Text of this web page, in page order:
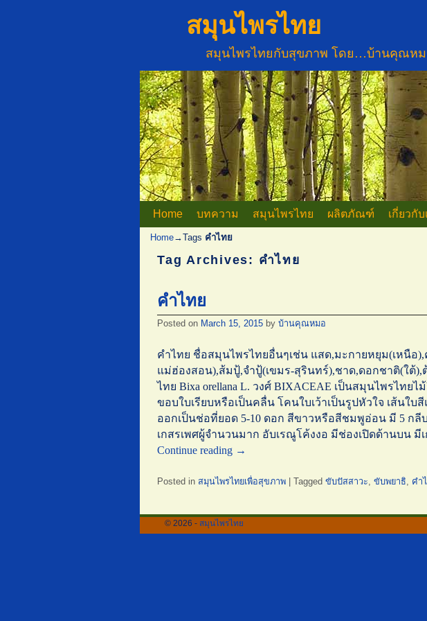
สมุนไพรไทย
สมุนไพรไทยกับสุขภาพ โดย…บ้านคุณห
Skip to primary content
Skip to secondary content
Home บทความ สมุนไพรไทย ผลิตภัณฑ์ เกี่ยวกับ
Home→Tags คำไทย
Tag Archives: คำไทย
คำไทย
Posted on March 15, 2015 by บ้านคุณหมอ
คำไทย ชื่อสมุนไพรไทยอื่นๆเช่น แสด,มะกายหยุม(เหนือ),
แม่ฮ่องสอน),ส้มปู้,จำปู้(เขมร-สุรินทร์),ชาด,ดอกชาติ(ใต้),
ไทย Bixa orellana L. วงศ์ BIXACEAE เป็นสมุนไพรไท
ขอบใบเรียบหรือเป็นคลื่น โคนใบเว้าเป็นรูปหัวใจ เส้นใ
ออกเป็นช่อที่ยอด 5-10 ดอก สีขาวหรือสีชมพูอ่อน มี 5 ก
เกสรเพศผู้จำนวนมาก อับเรณูโค้งงอ มีช่องเปิดด้านบน
Continue reading →
Posted in สมุนไพรไทยเพื่อสุขภาพ Tagged ขับปัสสาวะ ขับพยาธิ คำ
© 2026 - สมุนไพรไทย